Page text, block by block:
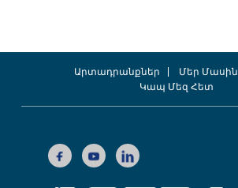
Արտադրանքներ Մեր Մասին
Կապ Մեզ Հետ